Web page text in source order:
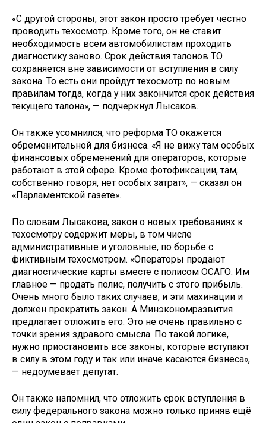
«С другой стороны, этот закон просто требует честно
проводить техосмотр. Кроме того, он не ставит
необходимость всем автомобилистам проходить
диагностику заново. Срок действия талонов ТО
сохраняется вне зависимости от вступления в силу
закона. То есть они пройдут техосмотр по новым
правилам тогда, когда у них закончится срок действия
текущего талона», — подчеркнул Лысаков.
Он также усомнился, что реформа ТО окажется
обременительной для бизнеса. «Я не вижу там особых
финансовых обременений для операторов, которые
работают в этой сфере. Кроме фотофиксации, там,
собственно говоря, нет особых затрат», — сказал он
«Парламентской газете».
По словам Лысакова, закон о новых требованиях к
техосмотру содержит меры, в том числе
административные и уголовные, по борьбе с
фиктивным техосмотром. «Операторы продают
диагностические карты вместе с полисом ОСАГО. Им
главное — продать полис, получить с этого прибыль.
Очень много было таких случаев, и эти махинации и
должен прекратить закон. А Минэкономразвития
предлагает отложить его. Это не очень правильно с
точки зрения здравого смысла. По такой логике,
нужно приостановить все законы, которые вступают
в силу в этом году и так или иначе касаются бизнеса»,
— недоумевает депутат.
Он также напомнил, что отложить срок вступления в
силу федерального закона можно только приняв ещё